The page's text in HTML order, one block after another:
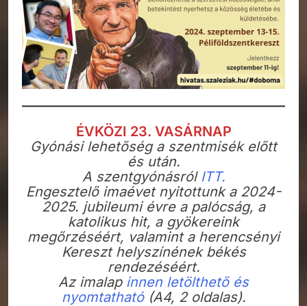
ÉVKÖZI 23. VASÁRNAP
Gyónási lehetőség a szentmisék előtt
és után.
A szentgyónásról ITT.
Engesztelő imaévet nyitottunk a 2024-
2025. jubileumi évre a palócság, a
katolikus hit, a gyökereink
megőrzéséért, valamint a herencsényi
Kereszt helyszínének békés
rendezéséért.
Az imalap innen letölthető és
nyomtatható(A4, 2 oldalas).